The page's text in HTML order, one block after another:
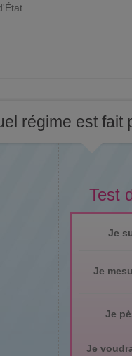
régime est fait
Test
Je
Je
Je
Je